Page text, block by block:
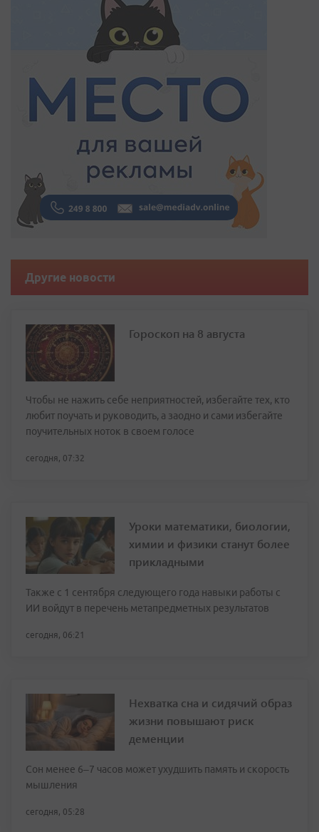
Другие новости
Гороскоп на 8 августа
Чтобы не нажить себе неприятностей, избегайте тех, кто
любит поучать и руководить, а заодно и сами избегайте
поучительных ноток в своем голосе
сегодня, 07:32
Уроки математики, биологии,
химии и физики станут более
прикладными
Также с 1 сентября следующего года навыки работы с
ИИ войдут в перечень метапредметных результатов
сегодня, 06:21
Нехватка сна и сидячий образ
жизни повышают риск
деменции
Сон менее 6–7 часов может ухудшить память и скорость
мышления
сегодня, 05:28